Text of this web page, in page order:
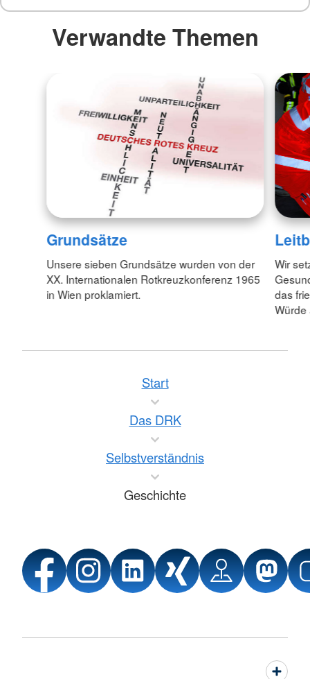
Verwandte Themen
Grundsätze
Unsere sieben Grundsätze wurden von der
XX. Internationalen Rotkreuzkonferenz 1965
in Wien proklamiert.
Wir
das
Würde
Start
Das DRK
Selbstverständnis
Geschichte